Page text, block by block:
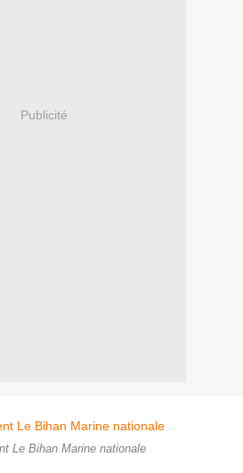
Publicité
Le Bihan Marine nationale